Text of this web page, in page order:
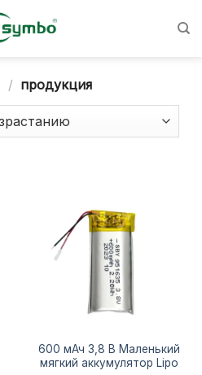
/ продукция
600 мАч 3,8 В Маленький
мягкий аккумулятор Lipo